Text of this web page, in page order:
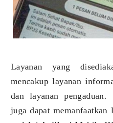
Layanan yang
mencakup layanan
dan layanan
juga dapat